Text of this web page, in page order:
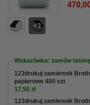
3
Wskazówka: zamów taśmę
123drukuj zamiennik
papierowe 400 szt
17,50 zł
123drukuj zamiennik